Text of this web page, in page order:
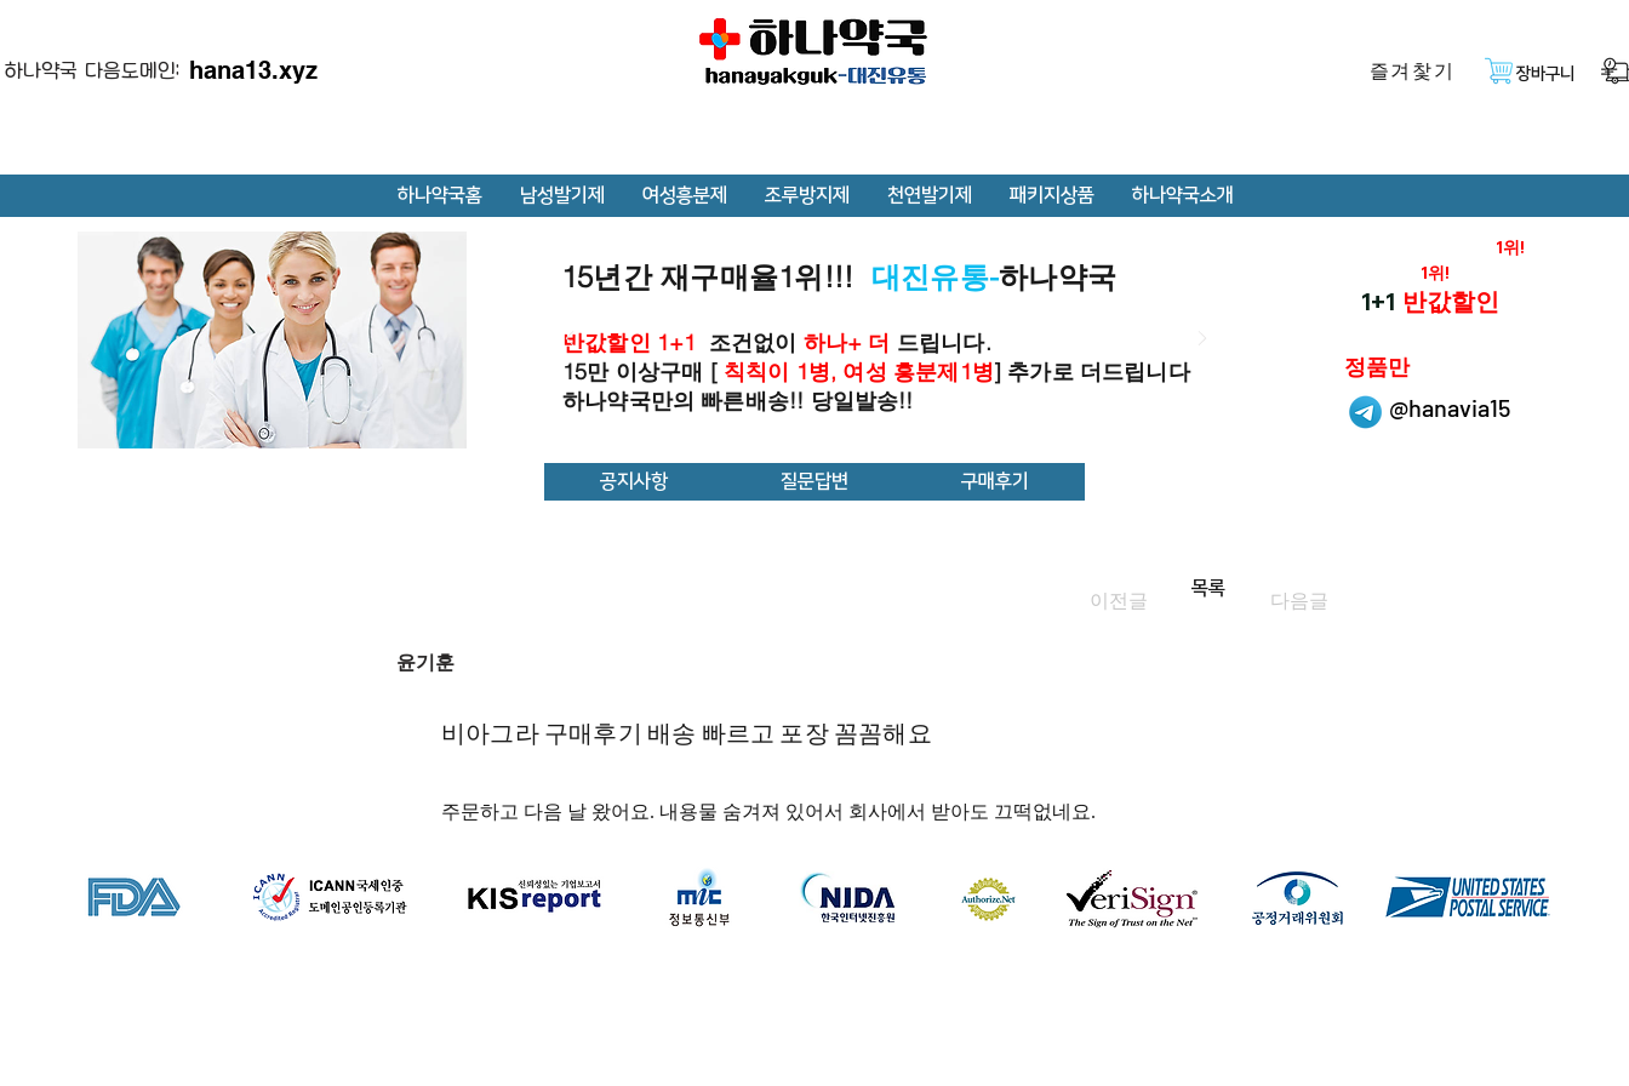
하나약국 다음도메인: hana13.xyz 즐겨찿기 장바구니
하나약국홈 남성발기제 여성흥분제 조루방지제 천연발기제 패키지상품 하나약국소개
15년간 재구매율1위!!! 대진유통-하나약국
반값할인 1+1 조건없이 하나+ 더 드립니다.
15만 이상구매 [ 칙칙이 1병, 여성 흥분제1병] 추가로 더드립니다
하나약국만의 빠른배송!! 당일발송!!
@hanavia15
1위!
1위!
1+1 반값할인
정품만
공지사항 질문답변 구매후기
이전글
목록
다음글
윤기훈
비아그라 구매후기 배송 빠르고 포장 꼼꼼해요
주문하고 다음 날 왔어요. 내용물 숨겨져 있어서 회사에서 받아도 끄떡없네요.